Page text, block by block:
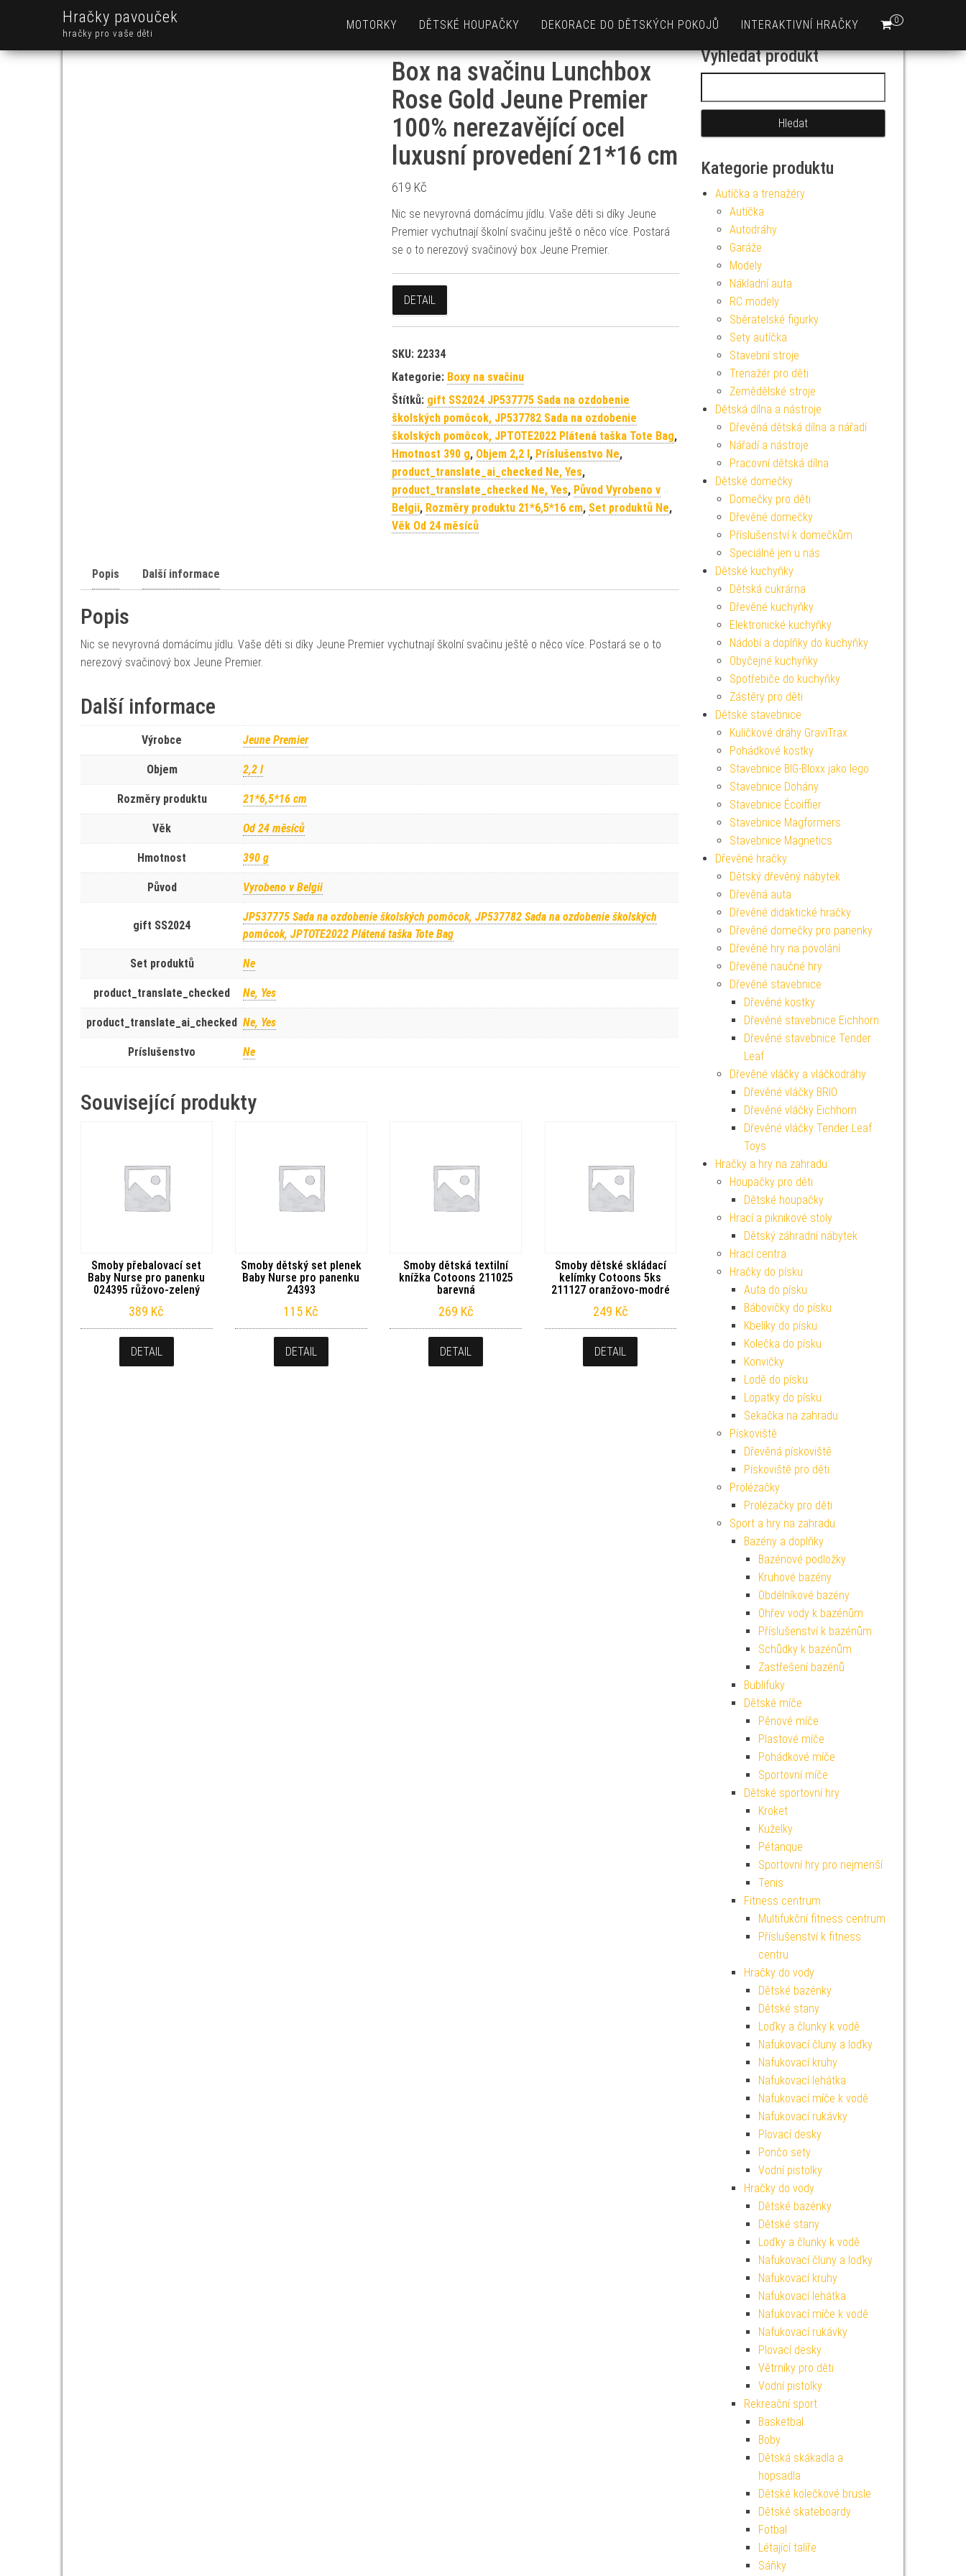
Hračky pavouček
hračky pro vaše děti
0
MOTORKY DĚTSKÉ HOUPAČKY DEKORACE DO DĚTSKÝCH POKOJŮ INTERAKTIVNÍ HRAČKY
Box na svačinu Lunchbox
Rose Gold Jeune Premier
100% nerezavějící ocel
luxusní provedení 21*16 cm
619 Kč
Nic se nevyrovná domácímu jídlu. Vaše děti si díky Jeune
Premier vychutnají školní svačinu ještě o něco více. Postará
se o to nerezový svačinový box Jeune Premier.
DETAIL
SKU: 22334
Kategorie: Boxy na svačinu
Štítků: gift SS2024 JP537775 Sada na ozdobenie
školských pomôcok, JP537782 Sada na ozdobenie
školských pomôcok, JPTOTE2022 Plátená taška Tote Bag,
Hmotnost 390 g, Objem 2,2 l, Príslušenstvo Ne,
product_translate_ai_checked Ne, Yes,
product_translate_checked Ne, Yes, Původ Vyrobeno v
Belgii, Rozměry produktu 21*6,5*16 cm, Set produktů Ne,
Věk Od 24 měsíců
Popis Další informace
Popis
Nic se nevyrovná domácímu jídlu. Vaše děti si díky Jeune Premier vychutnají školní svačinu ještě o něco více. Postará se o to
nerezový svačinový box Jeune Premier.
Další informace
Výrobce Jeune Premier
Objem 2,2 l
Rozměry produktu 21*6,5*16 cm
Věk Od 24 měsíců
Hmotnost 390 g
Původ Vyrobeno v Belgii
gift SS2024
JP537775 Sada na ozdobenie školských pomôcok, JP537782 Sada na ozdobenie školských
pomôcok, JPTOTE2022 Plátená taška Tote Bag
Set produktů Ne
product_translate_checked Ne, Yes
product_translate_ai_checked Ne, Yes
Príslušenstvo Ne
Související produkty
Smoby přebalovací set
Baby Nurse pro panenku
024395 růžovo-zelený
389 Kč
DETAIL
Smoby dětský set plenek
Baby Nurse pro panenku
24393
115 Kč
DETAIL
Smoby dětská textilní
knížka Cotoons 211025
barevná
269 Kč
DETAIL
Smoby dětské skládací
kelímky Cotoons 5ks
211127 oranžovo-modré
249 Kč
DETAIL
Vyhledat produkt
Kategorie produktu
Autíčka a trenažéry
Autíčka
Autodráhy
Garáže
Modely
Nákladní auta
RC modely
Sběratelské figurky
Sety autíčka
Stavební stroje
Trenažér pro děti
Zemědělské stroje
Dětská dílna a nástroje
Dřevěná dětská dílna a nářadí
Nářadí a nástroje
Pracovní dětská dílna
Dětské domečky
Domečky pro děti
Dřevěné domečky
Příslušenství k domečkům
Speciálně jen u nás
Dětské kuchyňky
Dětská cukrárna
Dřevěné kuchyňky
Elektronické kuchyňky
Nádobí a doplňky do kuchyňky
Obyčejné kuchyňky
Spotřebiče do kuchyňky
Zástěry pro děti
Dětské stavebnice
Kuličkové dráhy GraviTrax
Pohádkové kostky
Stavebnice BIG-Bloxx jako lego
Stavebnice Dohány
Stavebnice Écoiffier
Stavebnice Magformers
Stavebnice Magnetics
Dřevěné hračky
Dětský dřevěný nábytek
Dřevěná auta
Dřevěné didaktické hračky
Dřevěné domečky pro panenky
Dřevěné hry na povolání
Dřevěné naučné hry
Dřevěné stavebnice
Dřevěné kostky
Dřevěné stavebnice Eichhorn
Dřevěné stavebnice Tender
Leaf
Dřevěné vláčky a vláčkodráhy
Dřevěné vláčky BRIO
Dřevěné vláčky Eichhorn
Dřevěné vláčky Tender Leaf
Toys
Hračky a hry na zahradu
Houpačky pro děti
Dětské houpačky
Hrací a piknikové stoly
Dětský záhradní nábytek
Hrací centra
Hračky do písku
Auta do písku
Bábovičky do písku
Kbelíky do písku
Kolečka do písku
Konvičky
Lodě do písku
Lopatky do písku
Sekačka na zahradu
Pískoviště
Dřevěná pískoviště
Pískoviště pro děti
Prolézačky
Prolézačky pro děti
Sport a hry na zahradu
Bazény a doplňky
Bazénové podložky
Kruhové bazény
Obdélníkové bazény
Ohřev vody k bazénům
Příslušenství k bazénům
Schůdky k bazénům
Zastřešení bazénů
Bublifuky
Dětské míče
Pěnové míče
Plastové míče
Pohádkové míče
Sportovní míče
Dětské sportovní hry
Kroket
Kuželky
Pétanque
Sportovní hry pro nejmenší
Tenis
Fitness centrum
Multifukční fitness centrum
Příslušenství k fitness
centru
Hračky do vody
Dětské bazénky
Dětské stany
Loďky a člunky k vodě
Nafukovací čluny a loďky
Nafukovací kruhy
Nafukovací lehátka
Nafukovací míče k vodě
Nafukovací rukávky
Plovací desky
Pončo sety
Vodní pistolky
Hračky do vody
Dětské bazénky
Dětské stany
Loďky a člunky k vodě
Nafukovací čluny a loďky
Nafukovací kruhy
Nafukovací lehátka
Nafukovací míče k vodě
Nafukovací rukávky
Plovací desky
Větrníky pro děti
Vodní pistolky
Rekreační sport
Basketbal
Boby
Dětská skákadla a
hopsadla
Dětské kolečkové brusle
Dětské skateboardy
Fotbal
Létající talíře
Sáňky